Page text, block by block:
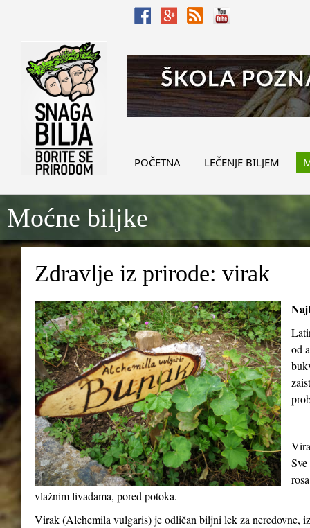
POČETNA LEČENJE BILJEM
Moćne biljke
Zdravlje iz prirode: virak
od
vlažnim livadama, pored potoka.
Virak (Alchemila vulgaris) je odličan biljni lek za neredovne,